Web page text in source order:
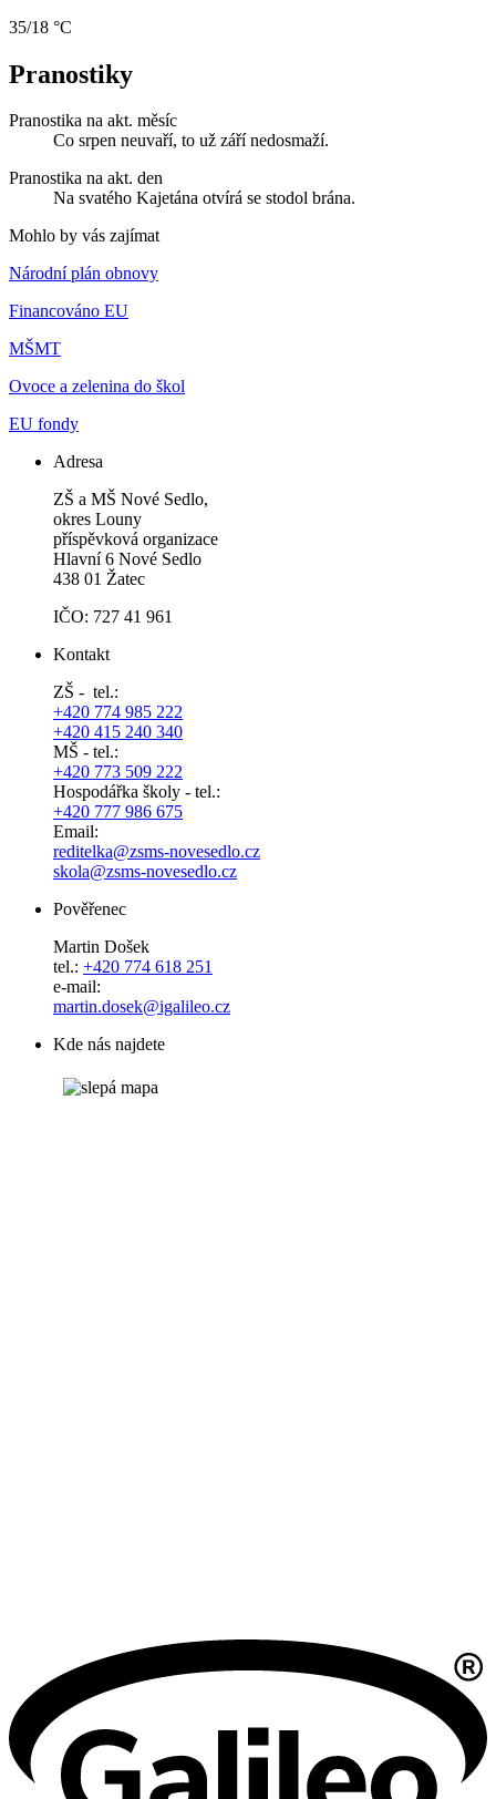
35/18 °C
Pranostiky
Pranostika na akt. měsíc
Co srpen neuvaří, to už září nedosmaží.
Pranostika na akt. den
Na svatého Kajetána otvírá se stodol brána.
Mohlo by vás zajímat
Národní plán obnovy
Financováno EU
MŠMT
Ovoce a zelenina do škol
EU fondy
Adresa
ZŠ a MŠ Nové Sedlo,
okres Louny
příspěvková organizace
Hlavní 6 Nové Sedlo
438 01 Žatec
IČO: 727 41 961
Kontakt
ZŠ - tel.:
+420 774 985 222
+420 415 240 340
MŠ - tel.:
+420 773 509 222
Hospodářka školy - tel.:
+420 777 986 675
Email:
reditelka@zsms-novesedlo.cz
skola@zsms-novesedlo.cz
Pověřenec
Martin Došek
tel.: +420 774 618 251
e-mail:
​​​​​​​martin.dosek@igalileo.cz
Kde nás najdete